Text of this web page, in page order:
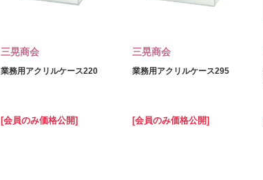
三晃商会
業務用アクリルケース220
[会員のみ価格公開]
三晃商会
業務用アクリルケース295
[会員のみ価格公開]